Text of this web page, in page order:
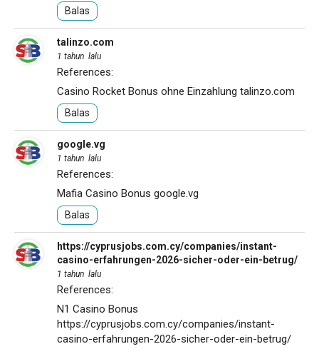
Balas
talinzo.com
1 tahun lalu
References:
Casino Rocket Bonus ohne Einzahlung talinzo.com
Balas
google.vg
1 tahun lalu
References:
Mafia Casino Bonus google.vg
Balas
https://cyprusjobs.com.cy/companies/instant-
casino-erfahrungen-2026-sicher-oder-ein-betrug/
1 tahun lalu
References:
N1 Casino Bonus
https://cyprusjobs.com.cy/companies/instant-
casino-erfahrungen-2026-sicher-oder-ein-betrug/